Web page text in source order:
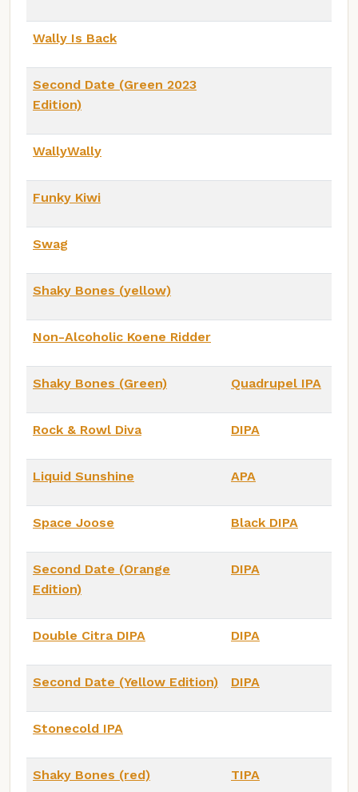
Wally Is Back
Second Date (Green 2023
Edition)
WallyWally
Funky Kiwi
Swag
Shaky Bones (yellow)
Non-Alcoholic Koene Ridder
Shaky Bones (Green) Quadrupel IPA
Rock & Rowl Diva DIPA
Liquid Sunshine APA
Space Joose Black DIPA
Second Date (Orange
Edition)
DIPA
Double Citra DIPA DIPA
Second Date (Yellow Edition) DIPA
Stonecold IPA
Shaky Bones (red) TIPA